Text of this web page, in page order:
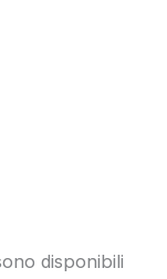
disponibili